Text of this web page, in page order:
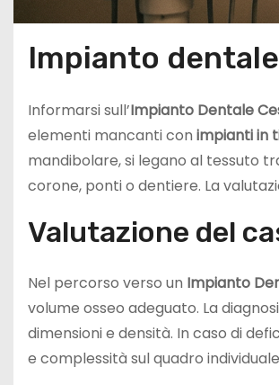
Impianto
Informarsi sull’Impianto Dentale
elementi mancanti con impianti in
mandibolare, si legano al tessuto
corone, ponti o dentiere. La
Valutazione del
Nel percorso verso un Impianto
volume osseo adeguato. La
dimensioni e densità. In caso di
e complessità sul quadro